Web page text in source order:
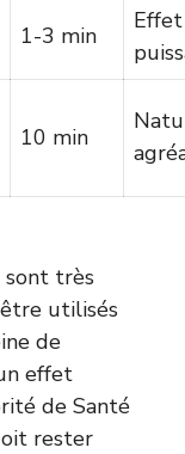
1-3 min
Effet
10 min
sont très
utilisés
de
effet
de Santé
rester